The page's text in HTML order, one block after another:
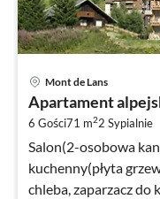
Mont de Lans
Apartament
6 Gości71 m22 Sypialnie
Salon(2-osobowa
kuchenny(płyta
chleba, zaparzacz do